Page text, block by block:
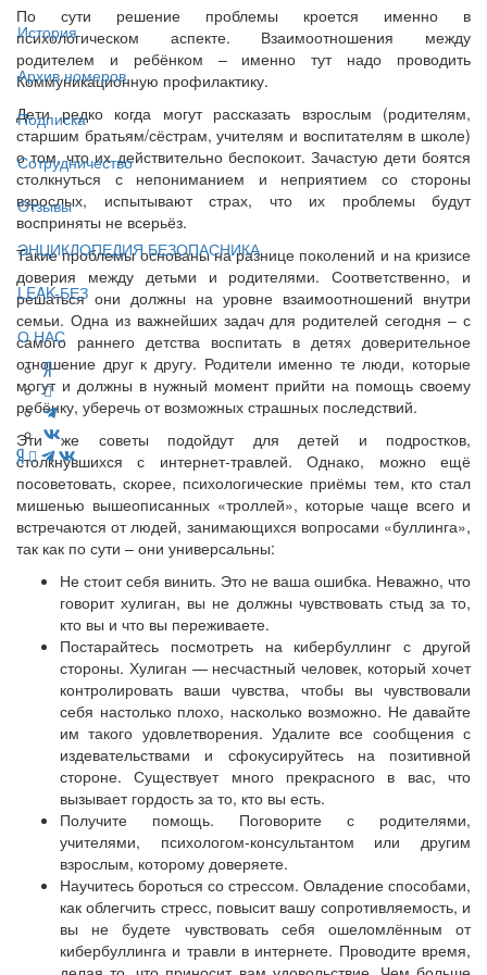
История
Архив номеров
Подписка
Сотрудничество
Отзывы
ЭНЦИКЛОПЕДИЯ БЕЗОПАСНИКА
LEAK-БЕЗ
О НАС
По сути решение проблемы кроется именно в
психологическом аспекте. Взаимоотношения между
родителем и ребёнком – именно тут надо проводить
Коммуникационную профилактику.
Дети редко когда могут рассказать взрослым (родителям,
старшим братьям/сёстрам, учителям и воспитателям в школе)
о том, что их действительно беспокоит. Зачастую дети боятся
столкнуться с непониманием и неприятием со стороны
взрослых, испытывают страх, что их проблемы будут
восприняты не всерьёз.
Такие проблемы основаны на разнице поколений и на кризисе
доверия между детьми и родителями. Соответственно, и
решаться они должны на уровне взаимоотношений внутри
семьи. Одна из важнейших задач для родителей сегодня – с
самого раннего детства воспитать в детях доверительное
отношение друг к другу. Родители именно те люди, которые
могут и должны в нужный момент прийти на помощь своему
ребёнку, уберечь от возможных страшных последствий.
Эти же советы подойдут для детей и подростков,
столкнувшихся с интернет-травлей. Однако, можно ещё
посоветовать, скорее, психологические приёмы тем, кто стал
мишенью вышеописанных «троллей», которые чаще всего и
встречаются от людей, занимающихся вопросами «буллинга»,
так как по сути – они универсальны:
Не стоит себя винить. Это не ваша ошибка. Неважно, что
говорит хулиган, вы не должны чувствовать стыд за то,
кто вы и что вы переживаете.
Постарайтесь посмотреть на кибербуллинг с другой
стороны. Хулиган — несчастный человек, который хочет
контролировать ваши чувства, чтобы вы чувствовали
себя настолько плохо, насколько возможно. Не давайте
им такого удовлетворения. Удалите все сообщения с
издевательствами и сфокусируйтесь на позитивной
стороне. Существует много прекрасного в вас, что
вызывает гордость за то, кто вы есть.
Получите помощь. Поговорите с родителями,
учителями, психологом-консультантом или другим
взрослым, которому доверяете.
Научитесь бороться со стрессом. Овладение способами,
как облегчить стресс, повысит вашу сопротивляемость, и
вы не будете чувствовать себя ошеломлённым от
кибербуллинга и травли в интернете. Проводите время,